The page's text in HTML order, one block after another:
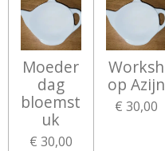
Moeder
dag
bloemst
uk
€ 30,00
Worksh
op Azijn
€ 30,00